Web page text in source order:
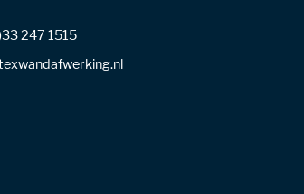
247 1515